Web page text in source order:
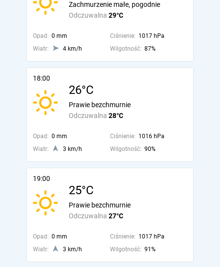
Odczuwalna 29°C
Zachmurzenie małe, pogodnie
Opad: 0 mm Ciśnienie: 1017 hPa
Wiatr:
4 km/h Wilgotność: 87%
18:00
26°C
Odczuwalna 28°C
Prawie bezchmurnie
Opad: 0 mm Ciśnienie: 1016 hPa
Wiatr:
3 km/h Wilgotność: 90%
19:00
25°C
Odczuwalna 27°C
Prawie bezchmurnie
Opad: 0 mm Ciśnienie: 1017 hPa
Wiatr:
3 km/h Wilgotność: 91%